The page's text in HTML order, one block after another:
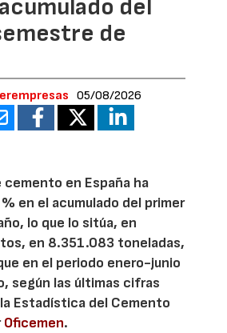
del
de
05/08/2026
cemento en España ha
en el acumulado del primer
lo que lo sitúa, en
en 8.351.083 toneladas,
en el periodo enero-junio
según las últimas cifras
Estadística del Cemento
Oficemen.